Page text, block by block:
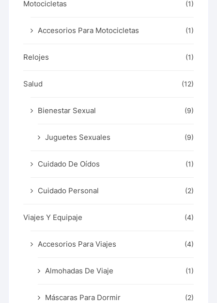
Motocicletas (1)
Accesorios Para Motocicletas (1)
Relojes (1)
Salud (12)
Bienestar Sexual (9)
Juguetes Sexuales (9)
Cuidado De Oídos (1)
Cuidado Personal (2)
Viajes Y Equipaje (4)
Accesorios Para Viajes (4)
Almohadas De Viaje (1)
Máscaras Para Dormir (2)